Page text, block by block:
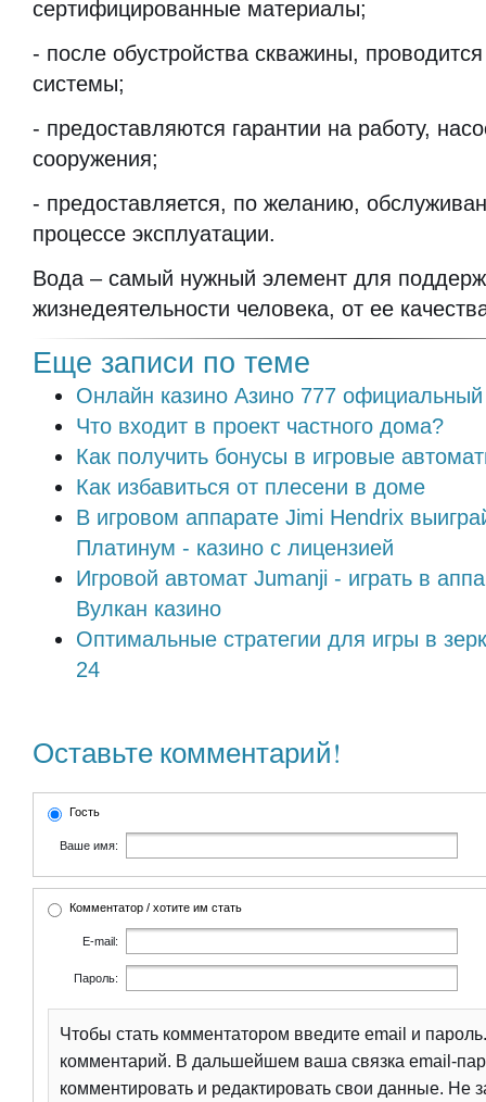
сертифицированные материалы;
- после обустройства скважины,
системы;
- предоставляются гарантии на работу,
сооружения;
- предоставляется, по желанию,
процессе эксплуатации.
Вода – самый нужный элемент для
жизнедеятельности человека, от ее
Еще записи по теме
Онлайн казино Азино 777 официальный
Что входит в проект частного дома?
Как получить бонусы в игровые
Как избавиться от плесени в доме
В игровом аппарате Jimi Hendrix
Платинум - казино с лицензией
Игровой автомат Jumanji - играть в
Вулкан казино
Оптимальные стратегии для игры в
24
Оставьте комментарий!
Гость
Ваше имя:
Комментатор / хотите им стать
E-mail:
Пароль:
Чтобы стать комментатором введите email и
комментарий. В дальшейшем ваша связка email-
комментировать и редактировать свои данные. Не